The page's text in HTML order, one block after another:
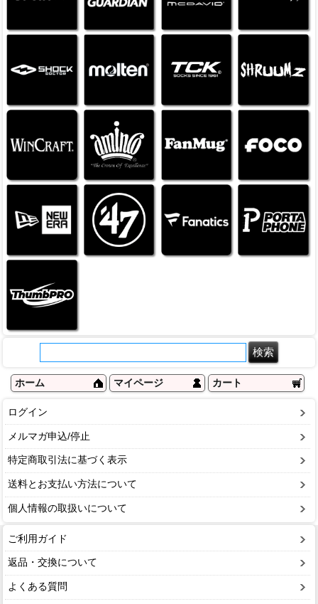
ホーム マイページ カート
ログイン
メルマガ申込/停止
特定商取引法に基づく表示
送料とお支払い方法について
個人情報の取扱いについて
ご利用ガイド
返品・交換について
よくある質問